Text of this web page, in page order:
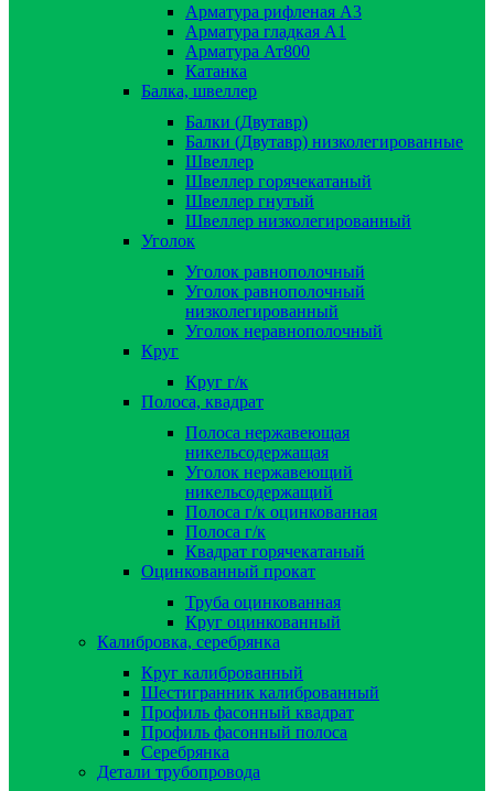
Арматура рифленая А3
Арматура гладкая А1
Арматура Ат800
Катанка
Балка, швеллер
Балки (Двутавр)
Балки (Двутавр) низколегированные
Швеллер
Швеллер горячекатаный
Швеллер гнутый
Швеллер низколегированный
Уголок
Уголок равнополочный
Уголок равнополочный
низколегированный
Уголок неравнополочный
Круг
Круг г/к
Полоса, квадрат
Полоса нержавеющая
никельсодержащая
Уголок нержавеющий
никельсодержащий
Полоса г/к оцинкованная
Полоса г/к
Квадрат горячекатаный
Оцинкованный прокат
Труба оцинкованная
Круг оцинкованный
Калибровка, серебрянка
Круг калиброванный
Шестигранник калиброванный
Профиль фасонный квадрат
Профиль фасонный полоса
Серебрянка
Детали трубопровода